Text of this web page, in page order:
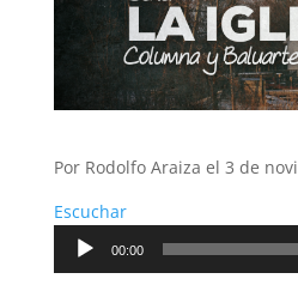
Por Rodolfo Araiza el 3 de
Escuchar
Reproductor
00:00